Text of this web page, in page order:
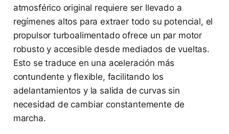
atmosférico original requiere ser llevado a
regímenes altos para extraer todo su potencial, el
propulsor turboalimentado ofrece un par motor
robusto y accesible desde mediados de vueltas.
Esto se traduce en una aceleración más
contundente y flexible, facilitando los
adelantamientos y la salida de curvas sin
necesidad de cambiar constantemente de
marcha.